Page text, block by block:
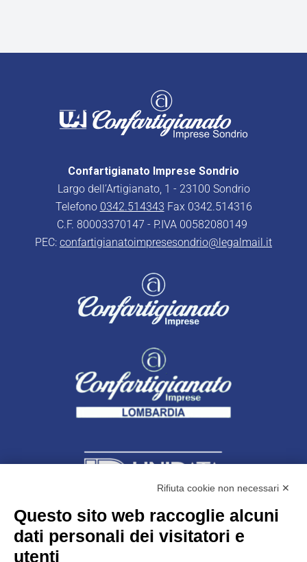
Confartigianato Imprese Sondrio
Largo dell’Artigianato, 1 - 23100 Sondrio
Telefono 0342.514343 Fax 0342.514316
C.F. 80003370147 - P.IVA 00582080149
PEC: confartigianatoimpresesondrio@legalmail.it
Unidata s.r.lcon unico socio
Largo dell’Artigianato, 1 - 23100 Sondrio
Rifiuta cookie non necessari ✕
Questo sito web raccoglie alcuni
dati personali dei visitatori e
utenti